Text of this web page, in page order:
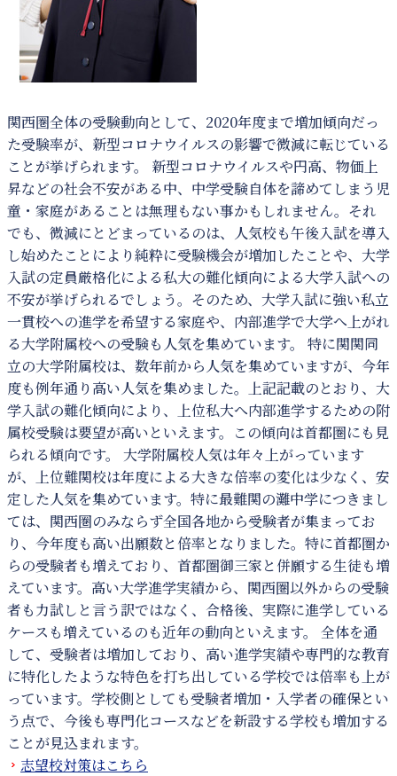
関西圏全体の受験動向として、2020年度まで増加傾向だっ
た受験率が、新型コロナウイルスの影響で微減に転じている
ことが挙げられます。 新型コロナウイルスや円高、物価上
昇などの社会不安がある中、中学受験自体を諦めてしまう児
童・家庭があることは無理もない事かもしれません。それ
でも、微減にとどまっているのは、人気校も午後入試を導入
し始めたことにより純粋に受験機会が増加したことや、大学
入試の定員厳格化による私大の難化傾向による大学入試への
不安が挙げられるでしょう。そのため、大学入試に強い私立
一貫校への進学を希望する家庭や、内部進学で大学へ上がれ
る大学附属校への受験も人気を集めています。 特に関関同
立の大学附属校は、数年前から人気を集めていますが、今年
度も例年通り高い人気を集めました。上記記載のとおり、大
学入試の難化傾向により、上位私大へ内部進学するための附
属校受験は要望が高いといえます。この傾向は首都圏にも見
られる傾向です。 大学附属校人気は年々上がっています
が、上位難関校は年度による大きな倍率の変化は少なく、安
定した人気を集めています。特に最難関の灘中学につきまし
ては、関西圏のみならず全国各地から受験者が集まってお
り、今年度も高い出願数と倍率となりました。特に首都圏か
らの受験者も増えており、首都圏御三家と併願する生徒も増
えています。高い大学進学実績から、関西圏以外からの受験
者も力試しと言う訳ではなく、合格後、実際に進学している
ケースも増えているのも近年の動向といえます。 全体を通
して、受験者は増加しており、高い進学実績や専門的な教育
に特化したような特色を打ち出している学校では倍率も上が
っています。学校側としても受験者増加・入学者の確保とい
う点で、今後も専門化コースなどを新設する学校も増加する
ことが見込まれます。
志望校対策はこちら